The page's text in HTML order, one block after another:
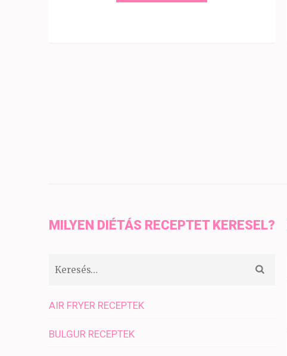
MILYEN DIÉTÁS RECEPTET KERESEL?
Keresés:
AIR FRYER RECEPTEK
BULGUR RECEPTEK